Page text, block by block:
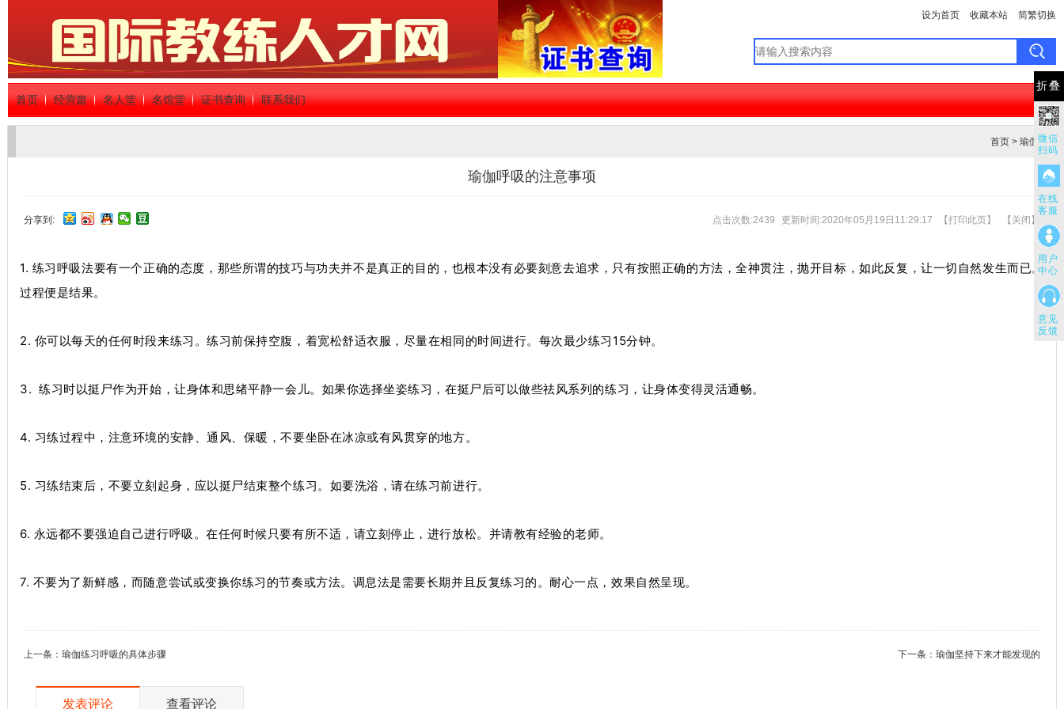
折叠
微信
扫码
在线
客服
用户
中心
意见
反馈
设为首页 收藏本站 简繁切换
首页 经营篇 名人堂 名馆堂 证书查询 联系我们
首页 > 瑜伽篇
瑜伽呼吸的注意事项
分享到: 点击次数:2439 更新时间:2020年05月19日11:29:17 【打印此页】 【 关闭 】
1. 练习呼吸法要有一个正确的态度，那些所谓的技巧与功夫并不是真正的目的，也根本没有必要刻意去追求，只有按照正确的方法，全神贯注，抛开目标，如此反复，让一切自然发生而已。
过程便是结果。
2. 你可以每天的任何时段来练习。练习前保持空腹，着宽松舒适衣服，尽量在相同的时间进行。每次最少练习15分钟。
3. 练习时以挺尸作为开始，让身体和思绪平静一会儿。如果你选择坐姿练习，在挺尸后可以做些祛风系列的练习，让身体变得灵活通畅。
4. 习练过程中，注意环境的安静、通风、保暖，不要坐卧在冰凉或有风贯穿的地方。
5. 习练结束后，不要立刻起身，应以挺尸结束整个练习。如要洗浴，请在练习前进行。
6. 永远都不要强迫自己进行呼吸。在任何时候只要有所不适，请立刻停止，进行放松。并请教有经验的老师。
7. 不要为了新鲜感，而随意尝试或变换你练习的节奏或方法。调息法是需要长期并且反复练习的。耐心一点，效果自然呈现。
上一条： 瑜伽练习呼吸的具体步骤 下一条： 瑜伽坚持下来才能发现的
发表评论 查看评论